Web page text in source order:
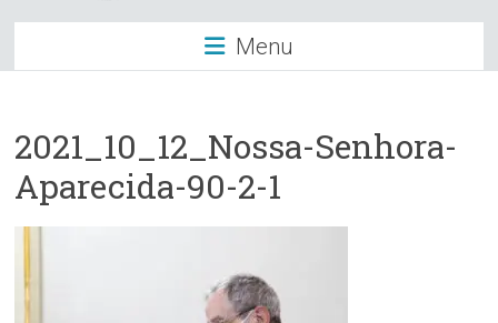
Paróquia
São
–
Luz
São
Menu
2021_10_12_Nossa-Senhora-
Aparecida-90-2-1